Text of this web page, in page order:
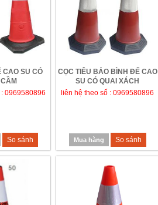
CAO SU CÓ
0969580896
So sánh
CỌC TIÊU BẢO BÌNH ĐẾ CAO
SU CÓ QUAI XÁCH
liên hệ theo số : 0969580896
Mua hàng So sánh